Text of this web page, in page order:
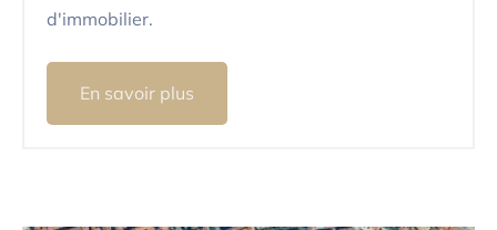
d'immobilier.
En savoir plus